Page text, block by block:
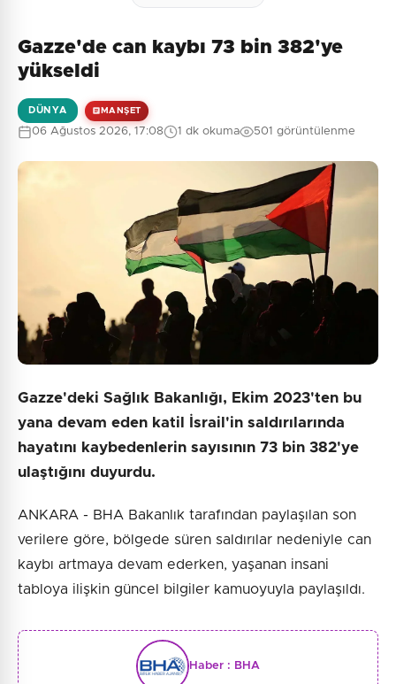
Gazze'de can kaybı 73 bin 382'ye
yükseldi
DÜNYA MANŞET
06 Ağustos 2026, 17:08 1 dk okuma 501 görüntülenme
Gazze'deki Sağlık Bakanlığı, Ekim 2023'ten bu
yana devam eden katil İsrail'in saldırılarında
hayatını kaybedenlerin sayısının 73 bin 382'ye
ulaştığını duyurdu.
ANKARA - BHA Bakanlık tarafından paylaşılan son
verilere göre, bölgede süren saldırılar nedeniyle can
kaybı artmaya devam ederken, yaşanan insani
tabloya ilişkin güncel bilgiler kamuoyuyla paylaşıldı.
Haber : BHA